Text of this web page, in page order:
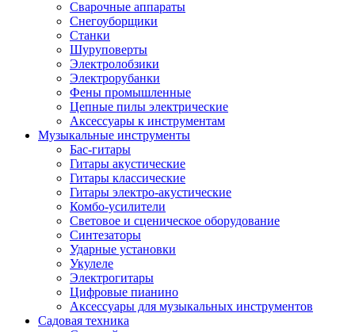
Сварочные аппараты
Снегоуборщики
Станки
Шуруповерты
Электролобзики
Электрорубанки
Фены промышленные
Цепные пилы электрические
Аксессуары к инструментам
Музыкальные инструменты
Бас-гитары
Гитары акустические
Гитары классические
Гитары электро-акустические
Комбо-усилители
Световое и сценическое оборудование
Синтезаторы
Ударные установки
Укулеле
Электрогитары
Цифровые пианино
Аксессуары для музыкальных инструментов
Садовая техника